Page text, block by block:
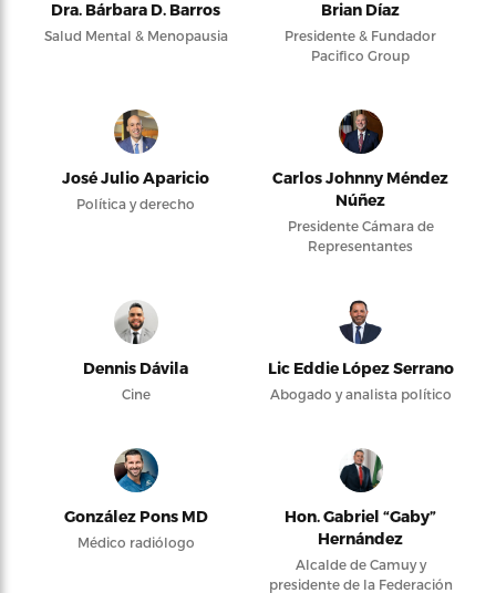
Dra. Bárbara D. Barros
Salud Mental & Menopausia
Brian Díaz
Presidente & Fundador
Pacifico Group
José Julio Aparicio
Política y derecho
Carlos Johnny Méndez
Núñez
Presidente Cámara de
Representantes
Dennis Dávila
Cine
Lic Eddie López Serrano
Abogado y analista político
González Pons MD
Médico radiólogo
Hon. Gabriel “Gaby”
Hernández
Alcalde de Camuy y
presidente de la Federación